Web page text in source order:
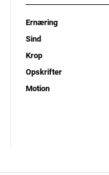
Ernæring
Sind
Krop
Opskrifter
Motion